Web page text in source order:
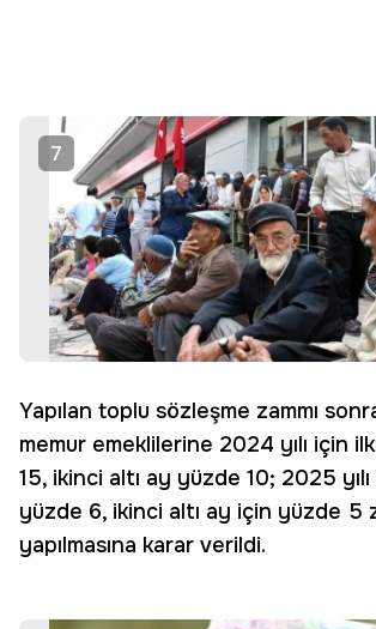
7
Yapılan toplu sözleşme zammı
memur emeklilerine 2024 yılı için
15, ikinci altı ay yüzde 10; 2025
yüzde 6, ikinci altı ay için yüzde 5
yapılmasına karar verildi.